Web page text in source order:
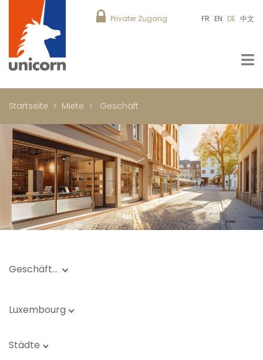
Privater Zugang FR EN DE 中文
Startseite Miete Geschäft
Geschäft…
Luxembourg
Städte